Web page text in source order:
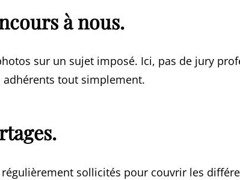
à nous.
sur un sujet imposé. Ici, pas de jury
adhérents tout simplement.
sollicités pour couvrir les